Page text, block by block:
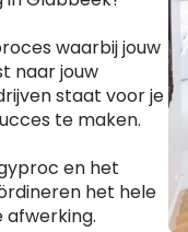
waarbij jouw
naar jouw
staat voor je
te maken.
en het
het hele
afwerking.